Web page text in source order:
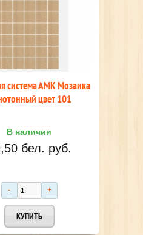
МЕТАЛЛОЧЕРЕПИЦА GRAND LINE
CLASSIC 0,45 DRAP
от 29.15 бел. руб.
система АМК Мозаика
цвет 101
В наличии
бел. руб.